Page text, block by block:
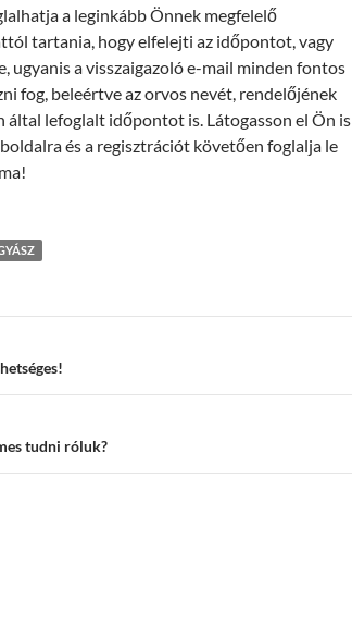
a leginkább Önnek megfelelő
tartania, hogy elfelejti az időpontot, vagy
ugyanis a visszaigazoló e-mail minden fontos
fog, beleértve az orvos nevét, rendelőjének
által lefoglalt időpontot is. Látogasson el Ön is
és a regisztrációt követően foglalja le
tudni róluk?